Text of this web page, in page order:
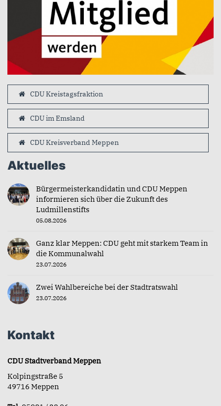
CDU Kreistagsfraktion
CDU im Emsland
CDU Kreisverband Meppen
Aktuelles
Bürgermeisterkandidatin und CDU Meppen
informieren sich über die Zukunft des
Ludmillenstifts
05.08.2026
Ganz klar Meppen: CDU geht mit starkem Team in
die Kommunalwahl
23.07.2026
Zwei Wahlbereiche bei der Stadtratswahl
23.07.2026
Kontakt
CDU Stadtverband Meppen
Kolpingstraße 5
49716 Meppen